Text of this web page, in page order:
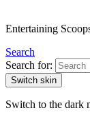
Entertaining
Search
Search for:
Switch skin
Switch to the dark